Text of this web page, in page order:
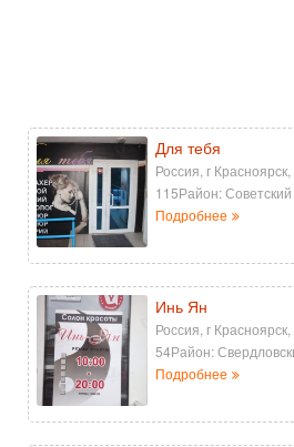
Для тебя
Россия, г
115Район: Советский
Подробнее
Инь Ян
Россия, г
54Район:
Подробнее